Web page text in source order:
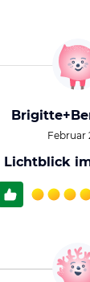
Februar
Lichtblick